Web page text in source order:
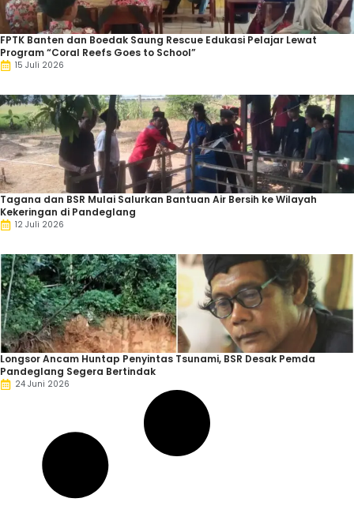
FPTK Banten dan Boedak Saung Rescue Edukasi Pelajar Lewat
Program “Coral Reefs Goes to School”
15 Juli 2026
Tagana dan BSR Mulai Salurkan Bantuan Air Bersih ke Wilayah
Kekeringan di Pandeglang
12 Juli 2026
Longsor Ancam Huntap Penyintas Tsunami, BSR Desak Pemda
Pandeglang Segera Bertindak
24 Juni 2026